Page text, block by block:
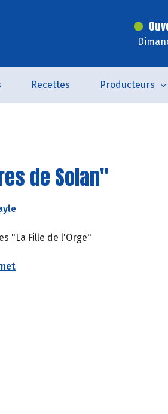
Recettes Producteurs
de Solan"
"La Fille de l'Orge"